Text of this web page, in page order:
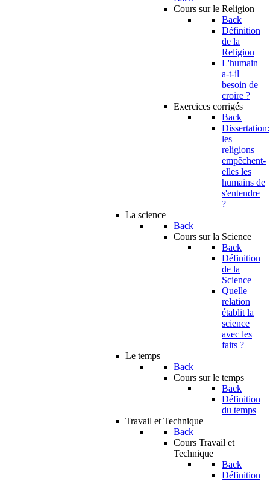
Cours sur le Religion
Back
Définition
de la
Religion
L'humain
a-t-il
besoin de
croire ?
Exercices corrigés
Back
Dissertation:
les
religions
empêchent-
elles les
humains de
s'entendre
?
La science
Back
Cours sur la Science
Back
Définition
de la
Science
Quelle
relation
établit la
science
avec les
faits ?
Le temps
Back
Cours sur le temps
Back
Définition
du temps
Travail et Technique
Back
Cours Travail et
Technique
Back
Définition